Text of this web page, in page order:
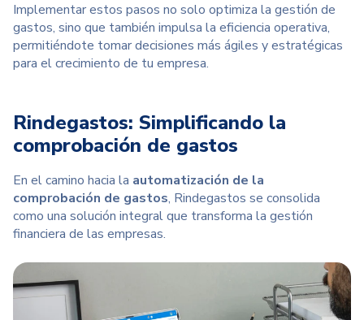
Implementar estos pasos no solo optimiza la gestión de
gastos, sino que también impulsa la eficiencia operativa,
permitiéndote tomar decisiones más ágiles y estratégicas
para el crecimiento de tu empresa.
Rindegastos: Simplificando la
comprobación de gastos
En el camino hacia la automatización de la
comprobación de gastos, Rindegastos se consolida
como una solución integral que transforma la gestión
financiera de las empresas.